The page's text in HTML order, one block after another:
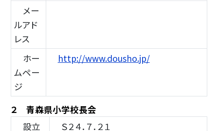
メー
ルアド
レス
ホー
ムペー
ジ
http://www.dousho.jp/
２ 青森県小学校長会
設立
Ｓ２４．７．２１